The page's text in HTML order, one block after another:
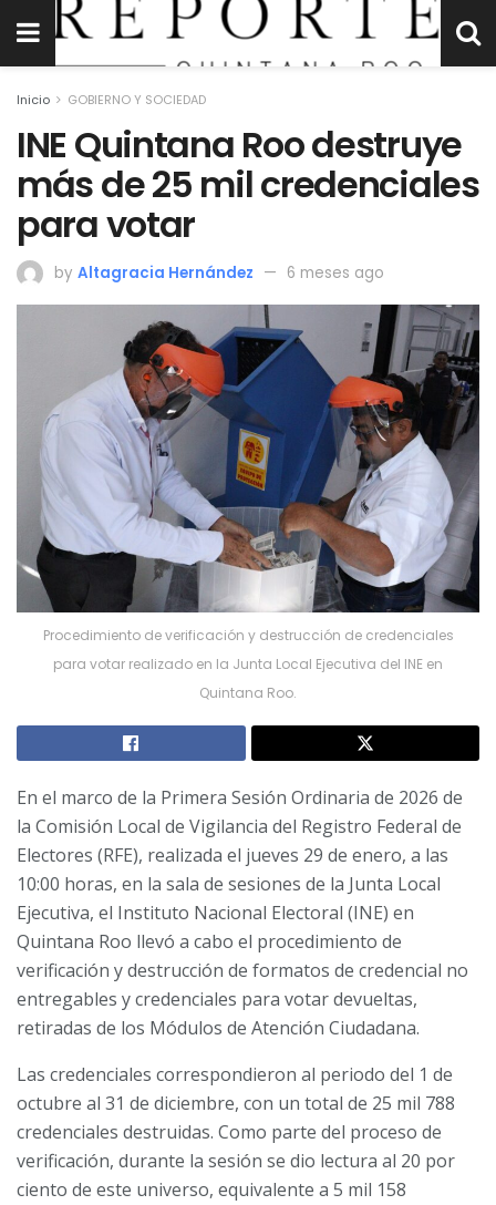
Inicio GOBIERNO Y SOCIEDAD
INE Quintana Roo destruye
más de 25 mil credenciales
para votar
by Altagracia Hernández 6 meses ago
Procedimiento de verificación y destrucción de credenciales
para votar realizado en la Junta Local Ejecutiva del INE en
Quintana Roo.
En el marco de la Primera Sesión Ordinaria de 2026 de
la Comisión Local de Vigilancia del Registro Federal de
Electores (RFE), realizada el jueves 29 de enero, a las
10:00 horas, en la sala de sesiones de la Junta Local
Ejecutiva, el Instituto Nacional Electoral (INE) en
Quintana Roo llevó a cabo el procedimiento de
verificación y destrucción de formatos de credencial no
entregables y credenciales para votar devueltas,
retiradas de los Módulos de Atención Ciudadana.
Las credenciales correspondieron al periodo del 1 de
octubre al 31 de diciembre, con un total de 25 mil 788
credenciales destruidas. Como parte del proceso de
verificación, durante la sesión se dio lectura al 20 por
ciento de este universo, equivalente a 5 mil 158